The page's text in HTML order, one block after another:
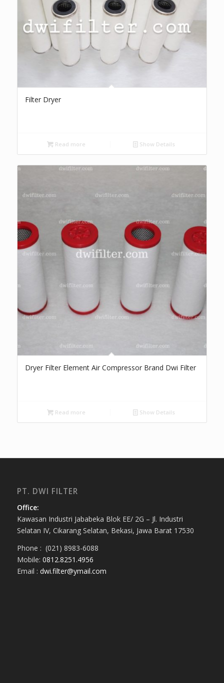
Filter Dryer
Read more Show Details
Dryer Filter Element Air Compressor Brand Dwi Filter
Read more Show Details
PT. DWI FILTER
Office:
Kawasan Industri Jababeka Blok EE/ 2G – Jl. Industri
Selatan IV, Cikarang Selatan, Bekasi, Jawa Barat 17530
Phone : (021) 8983-6088
Mobile: 0812.8251.4956
Email : dwi.filter@ymail.com